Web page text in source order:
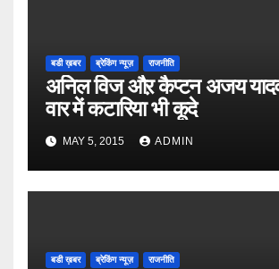
बडी ख़बर ब्रेकिंग न्यूज़ राजनीति
अनिल विज औऱ कैप्टन अजय
वार में कटारिया भी कूदे
MAY 5, 2015 ADMIN
बडी ख़बर ब्रेकिंग न्यूज़ राजनीति